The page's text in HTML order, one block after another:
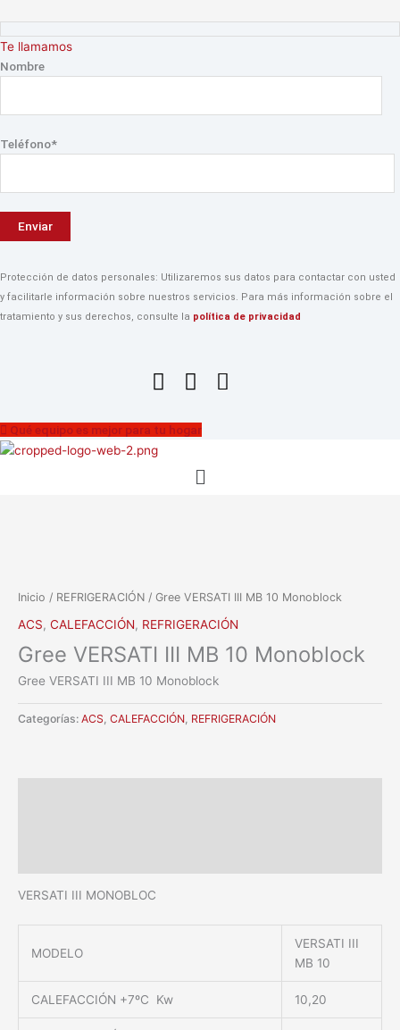
al
contenido
Te llamamos
Nombre
Teléfono*
Protección de datos personales: Utilizaremos sus datos para contactar con usted
y facilitarle información sobre nuestros servicios. Para más información sobre el
tratamiento y sus derechos, consulte la política de privacidad
Qué equipo es mejor para tu hogar
Menú
Inicio / REFRIGERACIÓN / Gree VERSATI III MB 10 Monoblock
ACS, CALEFACCIÓN, REFRIGERACIÓN
Gree VERSATI III MB 10 Monoblock
Gree VERSATI III MB 10 Monoblock
Categorías: ACS, CALEFACCIÓN, REFRIGERACIÓN
VERSATI III MONOBLOC
MODELO
VERSATI III
MB 10
CALEFACCIÓN +7ºC Kw 10,20
p
d
s
p
d
s
p
d
s